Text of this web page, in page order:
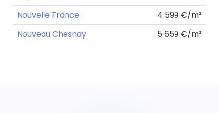
Nouvelle France
4 599 €/m²
Nouveau Chesnay
5 659 €/m²